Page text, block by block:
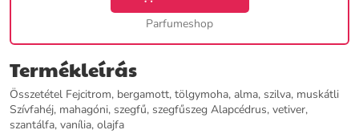
Parfumeshop
Termékleírás
Összetétel Fejcitrom, bergamott, tölgymoha, alma, szilva, muskátli
Szívfahéj, mahagóni, szegfű, szegfűszeg Alapcédrus, vetiver,
szantálfa, vanília, olajfa